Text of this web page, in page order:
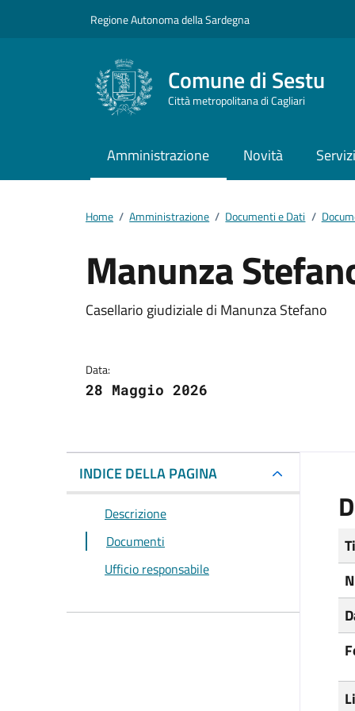
Regione Autonoma della Sardegna
Comune di Sestu
Città metropolitana di Cagliari
Amministrazione Novità
Home / Amministrazione / Documenti e Dati /
Manunza
Dettagli del
Casellario giudiziale di Manunza Stefano
Data:
28 Maggio 2026
INDICE DELLA PAGINA
Descrizione
Documenti
Ufficio responsabile